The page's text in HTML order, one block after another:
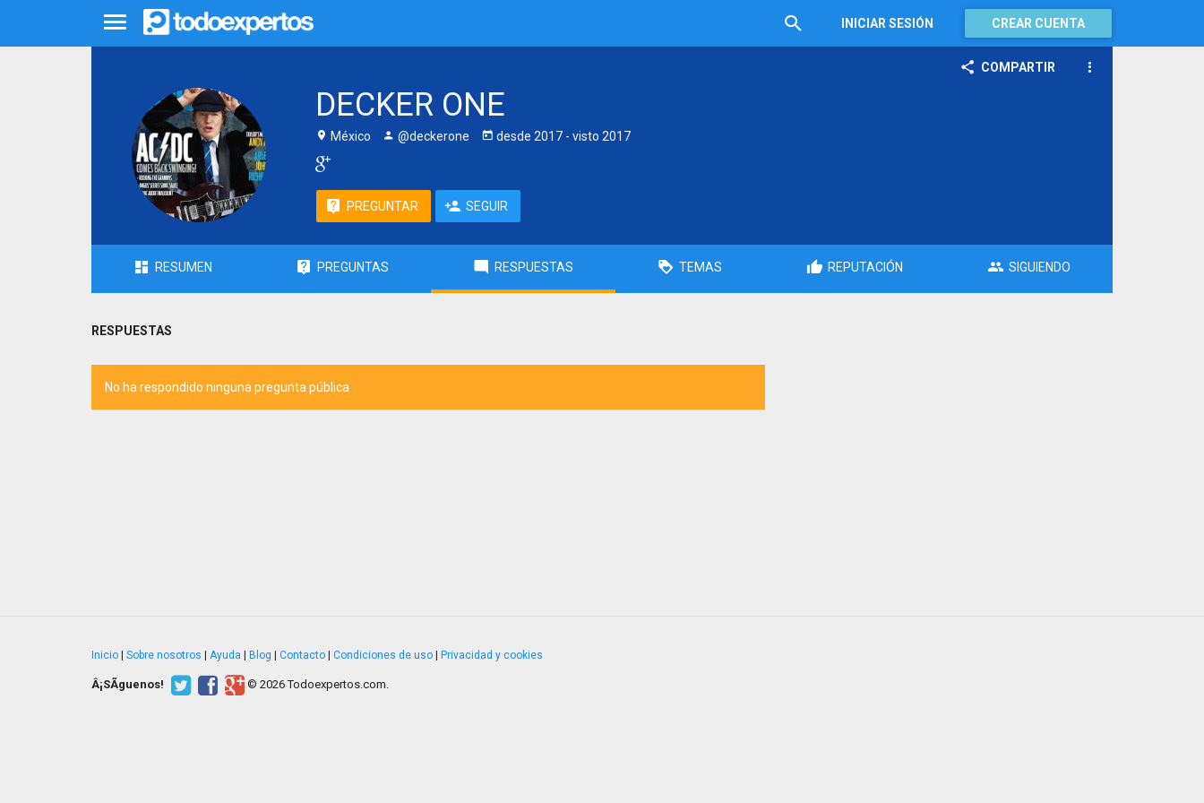
INICIAR SESIÓN CREAR CUENTA
COMPARTIR
DECKER ONE
México @deckerone desde 2017 - visto 2017
PREGUNTAR SEGUIR
RESUMEN PREGUNTAS RESPUESTAS TEMAS REPUTACIÓN SIGUIENDO
RESPUESTAS
No ha respondido ninguna pregunta pública
Inicio Sobre nosotros Ayuda Blog Contacto Condiciones de uso Privacidad y cookies
Â¡SÃ­guenos! © 2026 Todoexpertos.com.